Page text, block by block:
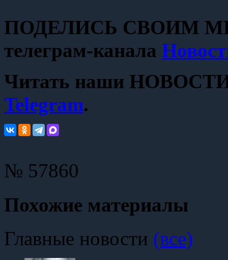
ПОДЕЛИСЬ СВОИМ
телеграм-канала
Читать наши НОВОСТИ
Telegram.
№ 57860
Похожие материалы
Главные новости (все)